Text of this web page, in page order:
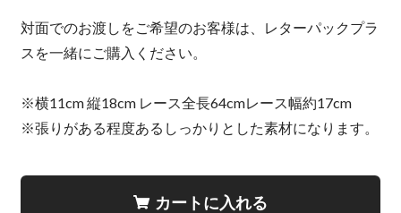
対面でのお渡しをご希望のお客様は、レターパックプラ
スを一緒にご購入ください。
※横11cm 縦18cm レース全長64cmレース幅約17cm
※張りがある程度あるしっかりとした素材になります。
カートに入れる